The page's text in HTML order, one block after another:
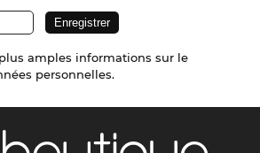
amples informations sur le
personnelles.